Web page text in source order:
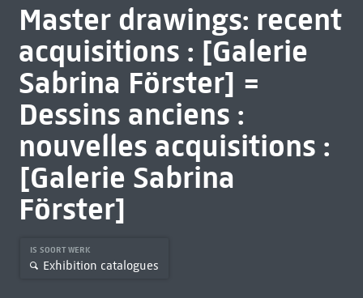
Master drawings: recent
acquisitions : [Galerie
Sabrina Förster] =
Dessins anciens :
nouvelles acquisitions :
[Galerie Sabrina
Förster]
IS SOORT WERK
Exhibition catalogues